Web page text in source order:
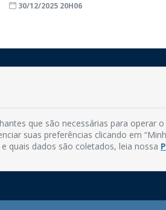
30/12/2025 20H06
CEP:
Email:
Expediente:
que são necessárias para operar
suas preferências clicando em
quais dados são coletados, leia nossa